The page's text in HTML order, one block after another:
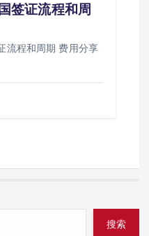
签证流程和周
流程和周期 费用分享
搜索